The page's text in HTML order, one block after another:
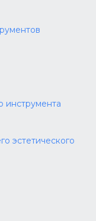
инструмента
эстетического